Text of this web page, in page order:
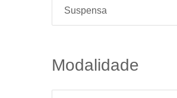
Suspensa
Modalidade